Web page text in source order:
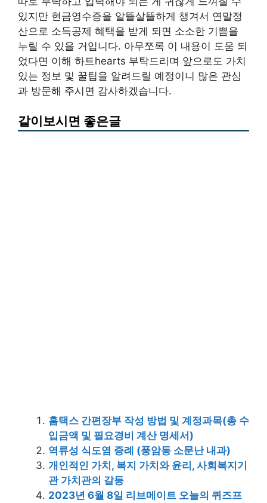
있지만 현금영수증을 알뜰살뜰하게 챙겨서 연말정
산으로 소득공제 혜택을 받게 되면 소소한 기쁨을
누릴 수 있을 거입니다. 아무쪼록 이 내용이 도움 되
었다면 이해 하트hearts 부탁드리며 앞으로도 가치
있는 정보 및 꿀팁을 알려드릴 예정이니 많은 관심
과 방문해 주시면 감사하겠습니다.
같이보시면 좋은글
홈택스 간편장부 작성 방법 및 계정과목(총 수
입금액 및 필요경비 계산 명세서)
역류성 식도염 증례 (풍암동 소문난 내과)
개인적인 가치, 복지 가치와 윤리, 사회복지기
관 가치관의 갈등
2023년 6월 8일 리브메이트 오늘의 퀴즈프